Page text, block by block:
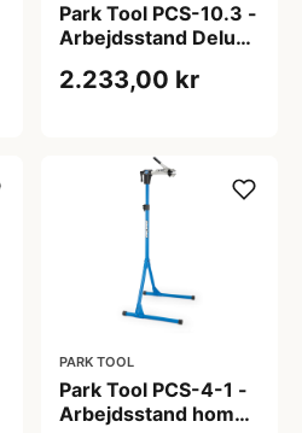
Park Tool PCS-10.3 -
Arbejdsstand Deluxe
2.233,00 kr
PARK TOOL
Park Tool PCS-4-1 -
Arbejdsstand home